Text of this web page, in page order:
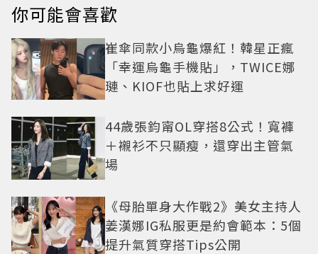
你可能會喜歡
崔傘同款小烏龜爆紅！韓星正瘋
「幸運烏龜手機貼」，TWICE娜
璉、KIOF也貼上求好運
44歲張鈞甯OL穿搭8公式！寬褲
＋襯衫不只顯瘦，還穿出主管氣
場
《母胎單身大作戰2》美女主持人
姜漢娜IG私服更是約會範本：5個
提升氣質穿搭Tips公開